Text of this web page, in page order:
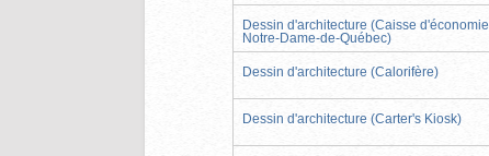
Dessin d'architecture (Caisse d'économie
Notre-Dame-de-Québec)
Dessin d'architecture (Calorifère)
Dessin d'architecture (Carter's Kiosk)